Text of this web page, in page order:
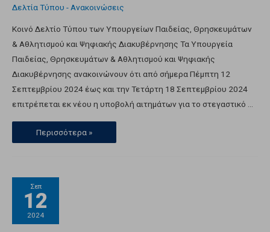
Δελτία Τύπου - Ανακοινώσεις
Κοινό Δελτίο Τύπου των Υπουργείων Παιδείας, Θρησκευμάτων
& Αθλητισμού και Ψηφιακής Διακυβέρνησης Τα Υπουργεία
Παιδείας, Θρησκευμάτων & Αθλητισμού και Ψηφιακής
Διακυβέρνησης ανακοινώνουν ότι από σήμερα Πέμπτη 12
Σεπτεμβρίου 2024 έως και την Τετάρτη 18 Σεπτεμβρίου 2024
επιτρέπεται εκ νέου η υποβολή αιτημάτων για το στεγαστικό …
Περισσότερα »
Σεπ
12
2024